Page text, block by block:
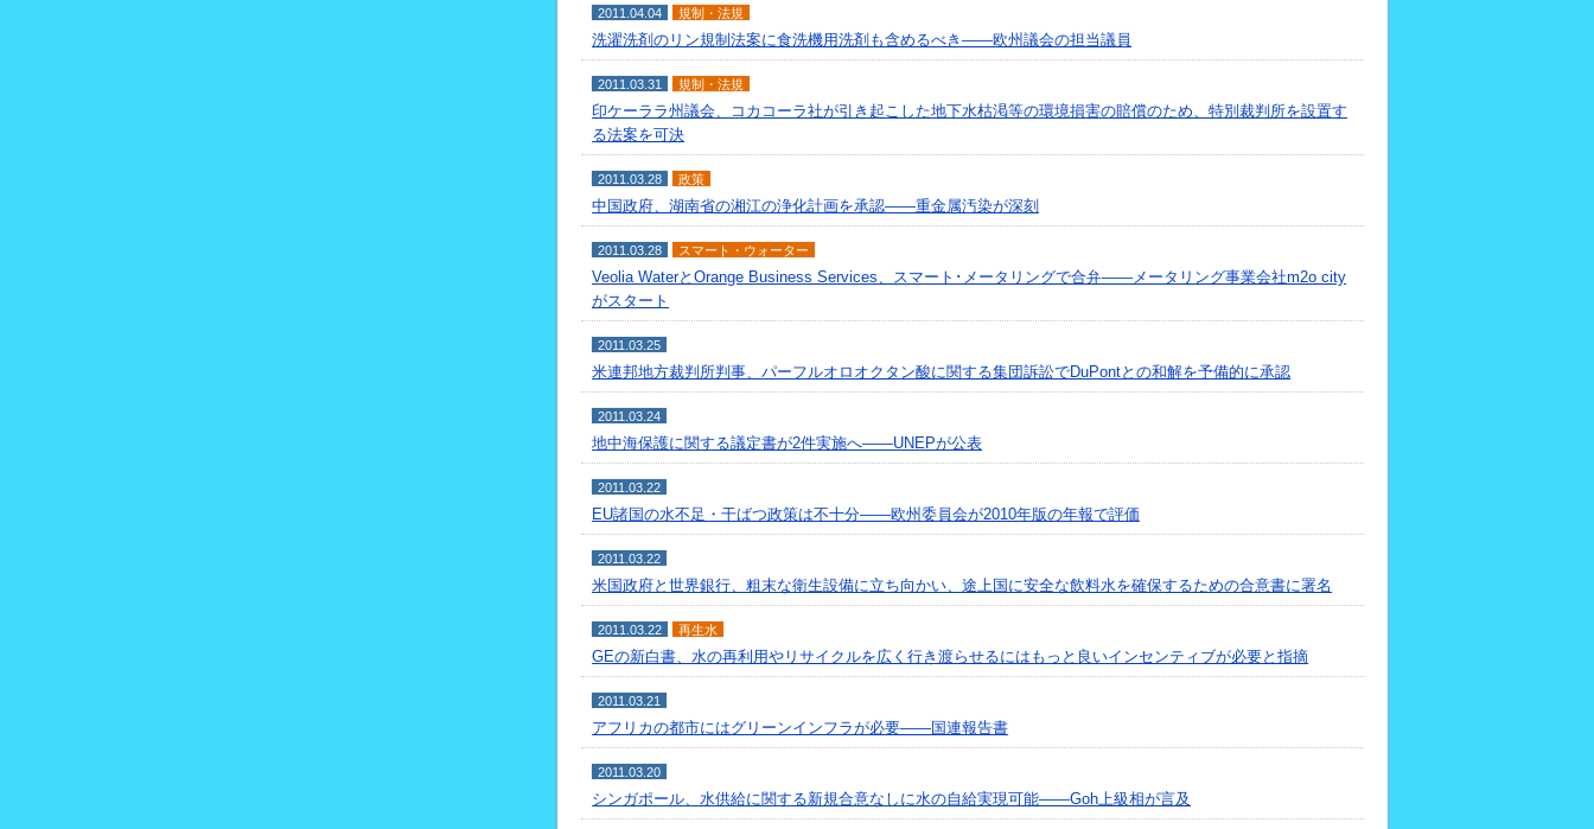
2011.04.04 規制・法規
洗濯洗剤のリン規制法案に食洗機用洗剤も含めるべき――欧州議会の担当議員
2011.03.31 規制・法規
印ケーララ州議会、コカコーラ社が引き起こした地下水枯渇等の環境損害の賠償のため、特別裁判所を設置す
る法案を可決
2011.03.28 政策
中国政府、湖南省の湘江の浄化計画を承認――重金属汚染が深刻
2011.03.28 スマート・ウォーター
Veolia WaterとOrange Business Services、スマート･メータリングで合弁――メータリング事業会社m2o city
がスタート
2011.03.25
米連邦地方裁判所判事、パーフルオロオクタン酸に関する集団訴訟でDuPontとの和解を予備的に承認
2011.03.24
地中海保護に関する議定書が2件実施へ――UNEPが公表
2011.03.22
EU諸国の水不足・干ばつ政策は不十分――欧州委員会が2010年版の年報で評価
2011.03.22
米国政府と世界銀行、粗末な衛生設備に立ち向かい、途上国に安全な飲料水を確保するための合意書に署名
2011.03.22 再生水
GEの新白書、水の再利用やリサイクルを広く行き渡らせるにはもっと良いインセンティブが必要と指摘
2011.03.21
アフリカの都市にはグリーンインフラが必要――国連報告書
2011.03.20
シンガポール、水供給に関する新規合意なしに水の自給実現可能――Goh上級相が言及